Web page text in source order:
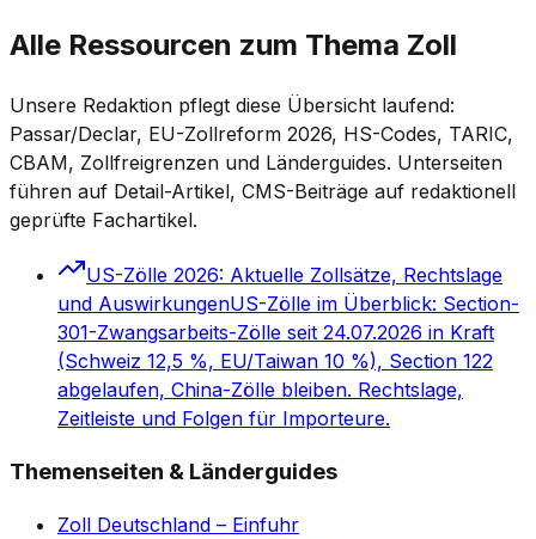
Alle Ressourcen zum Thema Zoll
Unsere Redaktion pflegt diese Übersicht laufend:
Passar/Declar, EU-Zollreform 2026, HS-Codes, TARIC,
CBAM, Zollfreigrenzen und Länderguides. Unterseiten
führen auf Detail-Artikel, CMS-Beiträge auf redaktionell
geprüfte Fachartikel.
US-Zölle 2026: Aktuelle Zollsätze, Rechtslage
und AuswirkungenUS-Zölle im Überblick: Section-
301-Zwangsarbeits-Zölle seit 24.07.2026 in Kraft
(Schweiz 12,5 %, EU/Taiwan 10 %), Section 122
abgelaufen, China-Zölle bleiben. Rechtslage,
Zeitleiste und Folgen für Importeure.
Themenseiten & Länderguides
Zoll Deutschland – Einfuhr